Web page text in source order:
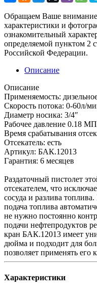
Обращаем Ваше
характеристики и
ознакомительный
определяемой пунктом 2
Российской Федерации.
Описание
Описание
Применяемость:
Скорость потока: 0-60л/
Диаметр носика: 3/4″
Рабочее давление 0.18
Время срабатывания
Отсекатель: есть
Артикул: БАК.12013
Гарантия: 6 месяцев
Раздаточный пистолет
отсекателем, что
сосуда и разлива
подача топлива
не нужно постоянно
подачи нефтепродуктов
кран БАК.12013 имеет
дюйма и подходит для
позволяет применять его
Характеристики